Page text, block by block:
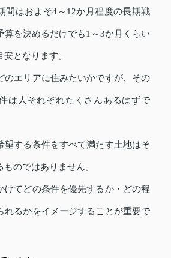
間はおよそ4～12か月程度の長期戦
算を決めるだけでも1～3か月くらい
となります。
のエリアに住みたいかですが、その
は人それぞれたくさんあるはずで
望する条件をすべて満たす土地はそ
のではありません。
けてどの条件を優先するか・どの程
れるかをイメージすることが重要で